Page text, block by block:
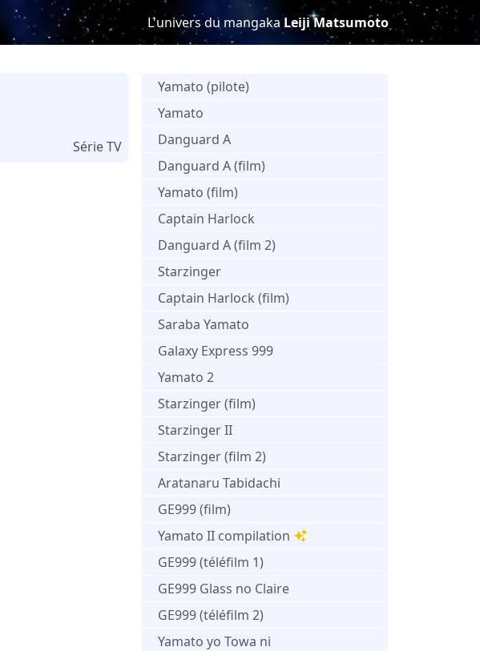
L'univers du mangakaLeiji Matsumoto
Série TV
Yamato (pilote)
Yamato
Danguard A
Danguard A (film)
Yamato (film)
Captain Harlock
Danguard A (film 2)
Starzinger
Captain Harlock (film)
Saraba Yamato
Galaxy Express 999
Yamato 2
Starzinger (film)
Starzinger II
Starzinger (film 2)
Aratanaru Tabidachi
GE999 (film)
Yamato II compilation
GE999 (téléfilm 1)
GE999 Glass no Claire
GE999 (téléfilm 2)
Yamato yo Towa ni